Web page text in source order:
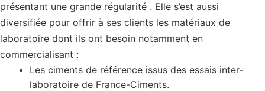
présentant une grande régularité . Elle s’est aussi
diversifiée pour offrir à ses clients les matériaux de
laboratoire dont ils ont besoin notamment en
commercialisant :
Les ciments de référence issus des essais inter-
laboratoire de France-Ciments.